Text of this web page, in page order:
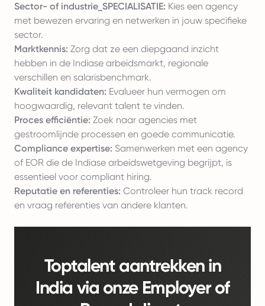
Sector- of industrie_SPECIALISATIE: Kies een agency
met bewezen ervaring en netwerken in jouw specifieke
sector.
Marktkennis: Zorg dat ze een diepgaand inzicht
hebben in de Indiase arbeidsmarkt, regionale
verschillen en salarisbenchmark.
Kwaliteit kandidaten: Evalueer hun vermogen om
hoogwaardig, relevant talent te vinden.
Proces efficiëntie: Zoek naar agencies met
gestroomlijnde processen en goede communicatie.
Compliance expertise: Samenwerken met een agency
of EOR die de Indiase arbeidswetgeving begrijpt, is
essentieel voor compliant hiring.
Reputatie en referenties: Controleer hun track record
en vraag referenties van andere klanten.
Toptalent aantrekken in
India via onze Employer of